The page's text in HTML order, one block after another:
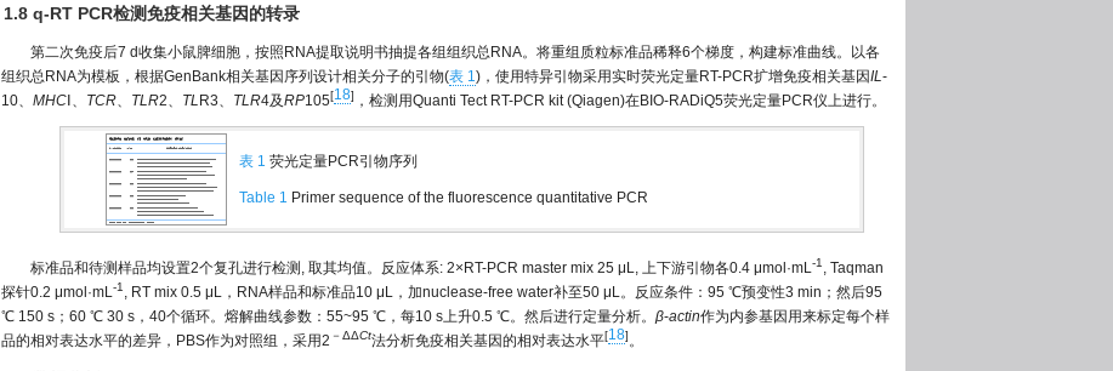
1.8 q-RT PCR检测免疫相关基因的转录
第二次免疫后7 d收集小鼠脾细胞，按照RNA提取说明书抽提各组组织总RNA。将重组质粒标准品稀释6个梯度，构建标准曲线。以各
组织总RNA为模板，根据GenBank相关基因序列设计相关分子的引物(表 1)，使用特异引物采用实时荧光定量RT-PCR扩增免疫相关基因IL-
10、 MHC Ⅰ、 TCR、 TLR2、 TL R3、 TLR4及RP105[18] ，检测用Quanti Tect RT-PCR kit (Qiagen)在BIO-RADiQ5荧光定量PCR仪上进行。
表 1 荧光定量PCR引物序列
Table 1 Primer sequence of the fluorescence quantitative PCR
标准品和待测样品均设置2个复孔进行检测, 取其均值。反应体系: 2×RT-PCR master mix 25 μL, 上下游引物各0.4 μmol·mL-1, Taqman
探针0.2 μmol·mL-1, RT mix 0.5 μL，RNA样品和标准品10 μL，加nuclease-free water补至50 μL。反应条件：95 ℃预变性3 min；然后95
℃ 150 s；60 ℃ 30 s，40个循环。熔解曲线参数：55~95 ℃，每10 s上升0.5 ℃。然后进行定量分析。 β-actin作为内参基因用来标定每个样
品的相对表达水平的差异，PBS作为对照组，采用2 －ΔΔCt法分析免疫相关基因的相对表达水平[18]。